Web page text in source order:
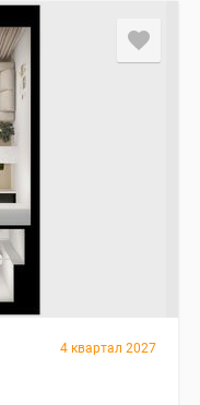
4 квартал 2027